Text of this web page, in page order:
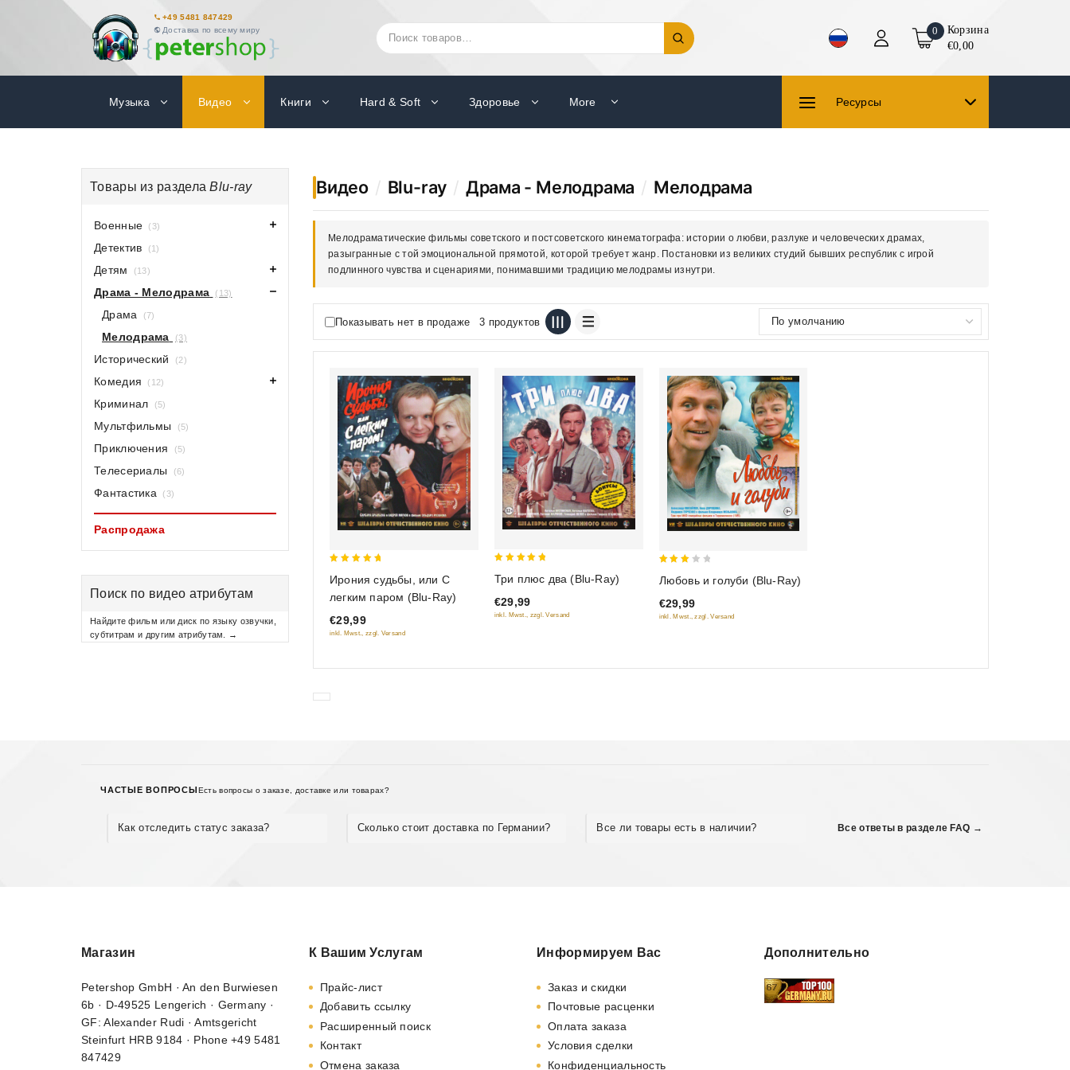
+49 5481 847429
Доставка по всему миру
Искать: 0
Корзина
€0,00
Музыка Видео Книги Hard & Soft Здоровье More Ресурсы
Видео / Blu-ray / Драма - Мелодрама / Мелодрама
Мелодраматические фильмы советского и постсоветского кинематографа: истории о любви, разлуке и человеческих драмах,
разыгранные с той эмоциональной прямотой, которой требует жанр. Постановки из великих студий бывших республик с игрой
подлинного чувства и сценариями, понимавшими традицию мелодрамы изнутри.
Показывать нет в продаже 3 продуктов
out of 5
Ирония судьбы, или С
легким паром (Blu-Ray)
€29,99
inkl. Mwst., zzgl. Versand
out of 5
Три плюс два (Blu-Ray)
€29,99
inkl. Mwst., zzgl. Versand
of 5
Любовь и голуби (Blu-Ray)
€29,99
inkl. Mwst., zzgl. Versand
Товары из разделаBlu-ray
Военные (3)
Детектив (1)
Детям (13)
Драма - Мелодрама (13)
Драма (7)
Мелодрама (3)
Исторический (2)
Комедия (12)
Криминал (5)
Мультфильмы (5)
Приключения (5)
Телесериалы (6)
Фантастика (3)
Распродажа
Поиск по видео атрибутам
Найдите фильм или диск по языку озвучки,
субтитрам и другим атрибутам. →
ЧАСТЫЕ ВОПРОСЫЕсть вопросы о заказе, доставке или товарах?
Как отследить статус заказа? Сколько стоит доставка по Германии? Все ли товары есть в наличии? Все ответы в разделе FAQ →
Магазин
Petershop GmbH · An den Burwiesen
6b · D-49525 Lengerich · Germany ·
GF: Alexander Rudi · Amtsgericht
Steinfurt HRB 9184 · Phone +49 5481
847429
К Вашим Услугам
Прайс-лист
Добавить ссылку
Расширенный поиск
Контакт
Отмена заказа
Информируем Вас
Заказ и скидки
Почтовые расценки
Оплата заказа
Условия сделки
Конфиденциальность
Дополнительно